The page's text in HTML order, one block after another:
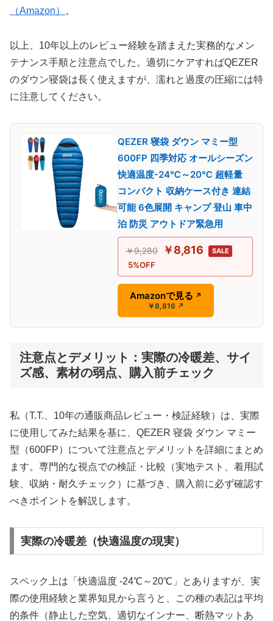
（Amazon）
。
以上、10年以上のレビュー経験を踏まえた実務的なメン
テナンス手順と注意点でした。適切にケアすればQEZER
のダウン寝袋は長く使えますが、濡れと過度の圧縮には特
に注意してください。
QEZER 寝袋 ダウン マミー型
600FP 四季対応 オールシーズン
快適温度-24℃～20℃ 超軽量
コンパクト 収納ケース付き 連結
可能 6色展開 キャンプ 登山 車中
泊 防災 アウトドア緊急用
￥9,280 ￥8,816 SALE
5%OFF
Amazonで見る ↗
￥8,816 ↗
注意点とデメリット：実際の冷暖差、サイ
ズ感、素材の弱点、購入前チェック
私（T.T.、10年の通販商品レビュー・検証経験）は、実際
に使用してみた結果を基に、QEZER 寝袋 ダウン マミー
型（600FP）について注意点とデメリットを詳細にまとめ
ます。専門的な視点での検証・比較（実地テスト、着用試
験、収納・耐久チェック）に基づき、購入前に必ず確認す
べきポイントを解説します。
実際の冷暖差（快適温度の現実）
スペック上は「快適温度 -24℃～20℃」とありますが、実
際の使用経験と業界知見から言うと、この種の表記は平均
的条件（静止した空気、適切なインナー、断熱マットあ